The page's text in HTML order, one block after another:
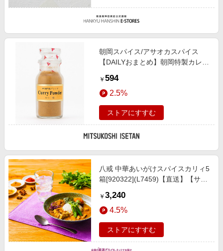
朝岡スパイス/アサオカスパイス
【DAILYおまとめ】朝岡特製カレー
￥ 594
2.5%
ストアにすすむ
八戒 中華あいがけスパイスカリィ5
箱[920322](L7459)【直送】【サク
ギフト】
￥ 3,240
4.5%
ストアにすすむ